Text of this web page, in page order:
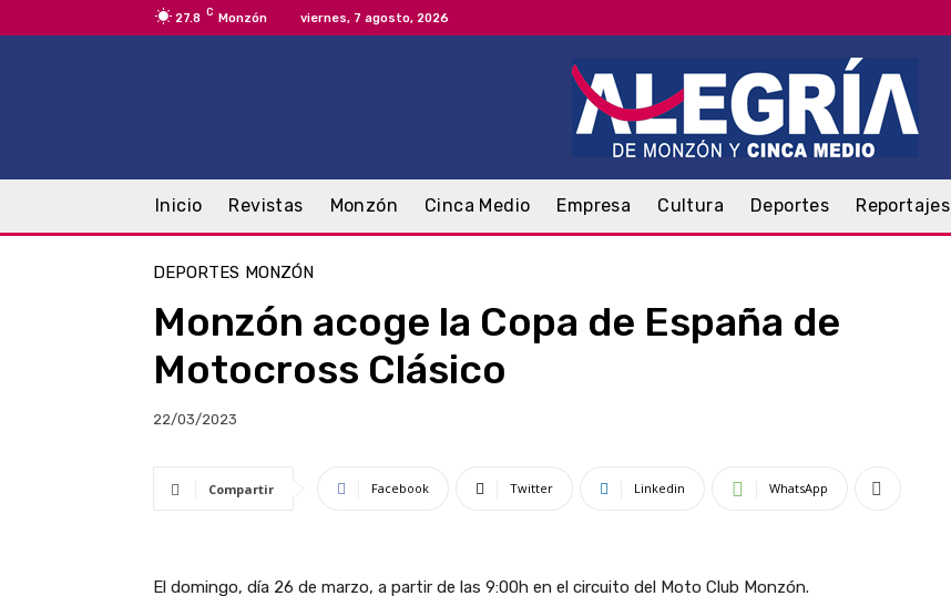
27.8 C Monzón viernes, 7 agosto, 2026
Inicio Revistas Monzón Cinca Medio Empresa Cultura Deportes Reportajes
DEPORTES MONZÓN
Monzón acoge la Copa de España de
Motocross Clásico
22/03/2023
Compartir Facebook Twitter Linkedin WhatsApp
El domingo, día 26 de marzo, a partir de las 9:00h en el circuito del Moto Club Monzón.